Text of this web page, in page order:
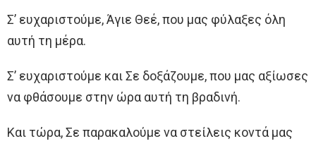
Σ’ ευχαριστούμε, Άγιε Θεέ, που μας φύλαξες όλη
αυτή τη μέρα.
Σ’ ευχαριστούμε και Σε δοξάζουμε, που μας αξίωσες
να φθάσουμε στην ώρα αυτή τη βραδινή.
Και τώρα, Σε παρακαλούμε να στείλεις κοντά μας